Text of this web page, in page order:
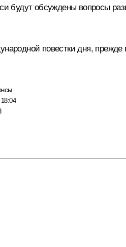
будут обсуждены вопросы
повестки дня, прежде